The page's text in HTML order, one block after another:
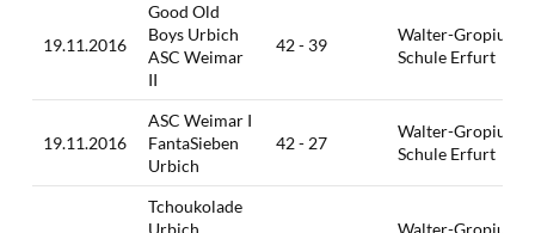
19.11.2016
Good Old
Boys Urbich
ASC Weimar
II
42 - 39
Walter-Gropius-
Schule Erfurt
19.11.2016
ASC Weimar I
FantaSieben
Urbich
42 - 27
Walter-Gropius-
Schule Erfurt
Tchoukolade